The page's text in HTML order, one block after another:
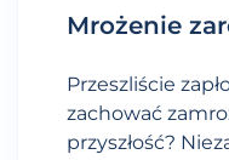
Mrożenie
Przeszliście
zachować
przyszłość?